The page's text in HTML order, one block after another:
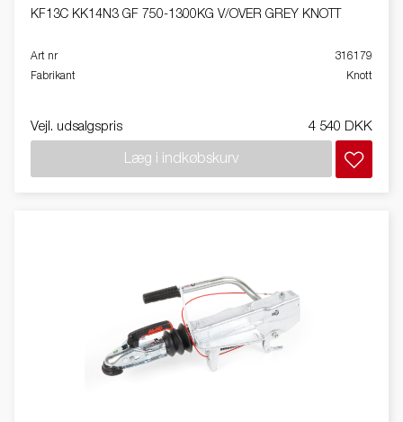
KF13C KK14N3 GF 750-1300KG V/OVER GREY KNOTT
Art nr
316179
Fabrikant
Knott
Vejl. udsalgspris 4 540 DKK
Læg i indkøbskurv